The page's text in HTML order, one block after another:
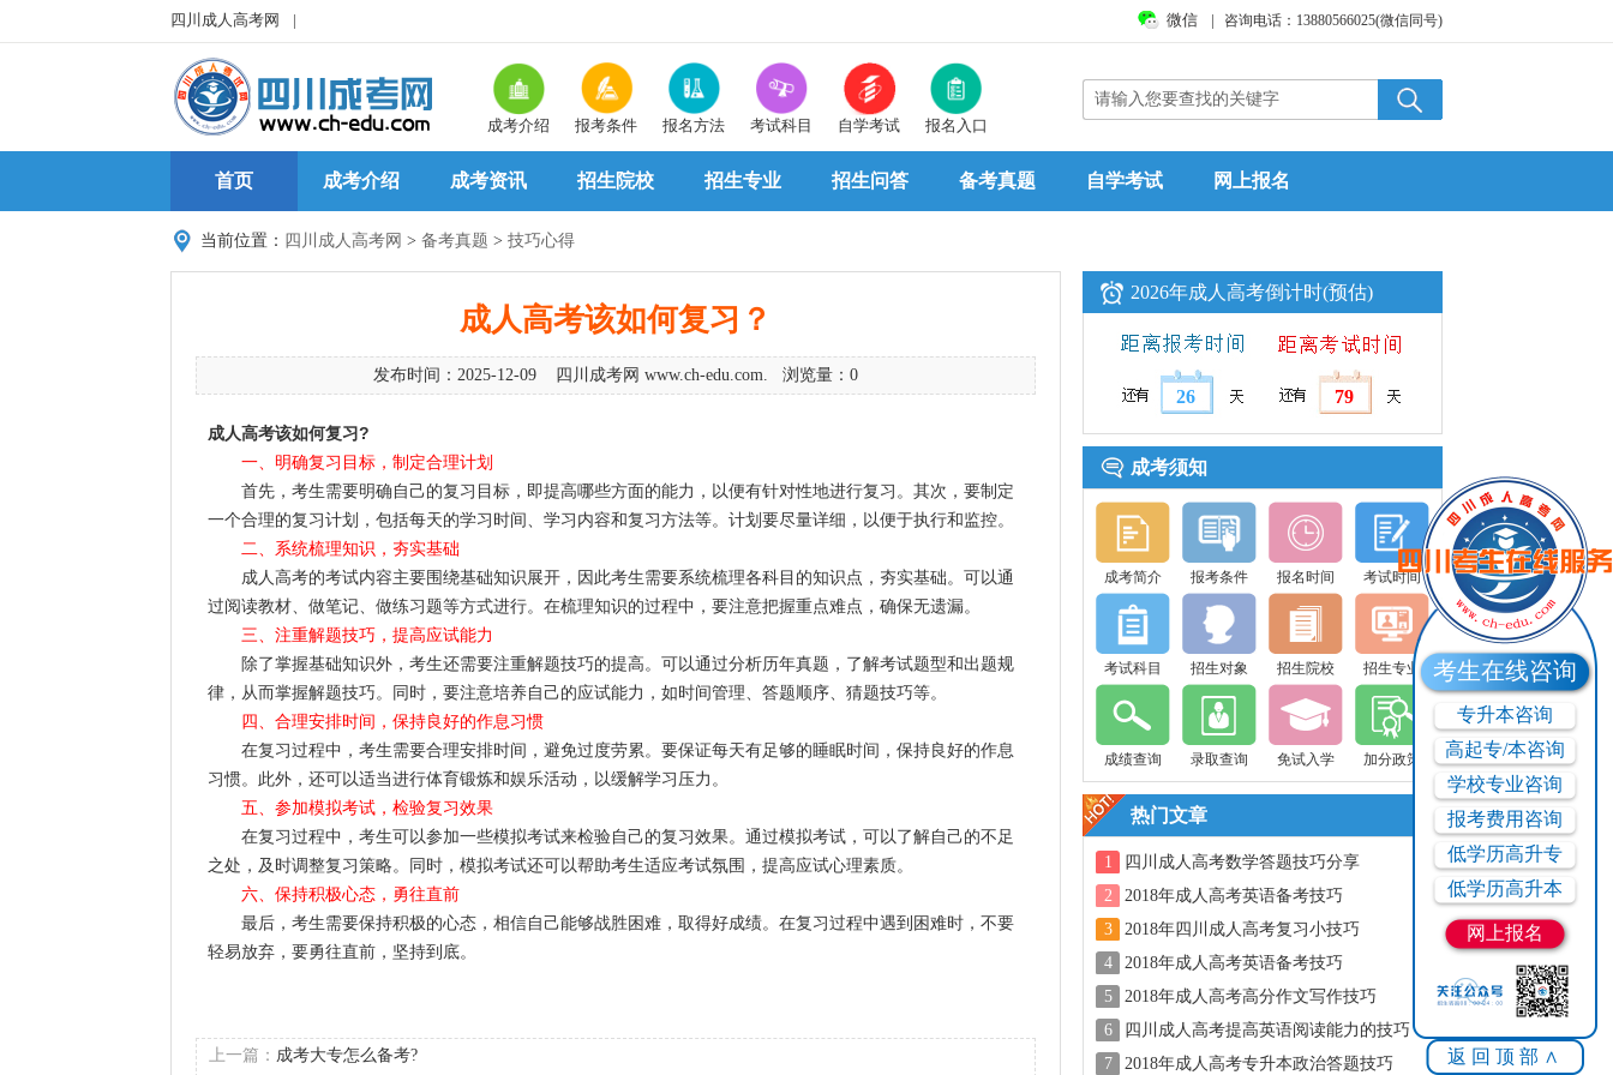
考生在线咨询
专升本咨询
高起专/本咨询
学校专业咨询
报考费用咨询
低学历高升专
低学历高升本
网上报名
返回顶部∧
四川成人高考网 | 微信 | 咨询电话：13880566025(微信同号)
成考介绍 报考条件 报名方法 考试科目 自学考试 报名入口
首页 成考介绍 成考资讯 招生院校 招生专业 招生问答 备考真题 自学考试 网上报名
当前位置： 四川成人高考网 > 备考真题 > 技巧心得
成人高考该如何复习？
发布时间：2025-12-09 四川成考网 www.ch-edu.com. 浏览量：0
成人高考该如何复习?
一、明确复习目标，制定合理计划
首先，考生需要明确自己的复习目标，即提高哪些方面的能力，以便有针对性地进行复习。其次，要制定
一个合理的复习计划，包括每天的学习时间、学习内容和复习方法等。计划要尽量详细，以便于执行和监控。
二、系统梳理知识，夯实基础
成人高考的考试内容主要围绕基础知识展开，因此考生需要系统梳理各科目的知识点，夯实基础。可以通
过阅读教材、做笔记、做练习题等方式进行。在梳理知识的过程中，要注意把握重点难点，确保无遗漏。
三、注重解题技巧，提高应试能力
除了掌握基础知识外，考生还需要注重解题技巧的提高。可以通过分析历年真题，了解考试题型和出题规
律，从而掌握解题技巧。同时，要注意培养自己的应试能力，如时间管理、答题顺序、猜题技巧等。
四、合理安排时间，保持良好的作息习惯
在复习过程中，考生需要合理安排时间，避免过度劳累。要保证每天有足够的睡眠时间，保持良好的作息
习惯。此外，还可以适当进行体育锻炼和娱乐活动，以缓解学习压力。
五、参加模拟考试，检验复习效果
在复习过程中，考生可以参加一些模拟考试来检验自己的复习效果。通过模拟考试，可以了解自己的不足
之处，及时调整复习策略。同时，模拟考试还可以帮助考生适应考试氛围，提高应试心理素质。
六、保持积极心态，勇往直前
最后，考生需要保持积极的心态，相信自己能够战胜困难，取得好成绩。在复习过程中遇到困难时，不要
轻易放弃，要勇往直前，坚持到底。
上一篇： 成考大专怎么备考?
2026年成人高考倒计时(预估)
26 79
成考须知
成考简介 报考条件 报名时间 考试时间
考试科目 招生对象 招生院校 招生专业
成绩查询 录取查询 免试入学 加分政策
热门文章
1
四川成人高考数学答题技巧分享
2
2018年成人高考英语备考技巧
3
2018年四川成人高考复习小技巧
4
2018年成人高考英语备考技巧
5
2018年成人高考高分作文写作技巧
6
四川成人高考提高英语阅读能力的技巧
7
2018年成人高考专升本政治答题技巧